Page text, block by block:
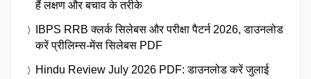
हैं लक्षण और बचाव के तरीके
IBPS RRB क्लर्क सिलेबस और परीक्षा पैटर्न 2026, डाउनलोड
करें प्रीलिम्स-मेंस सिलेबस PDF
Hindu Review July 2026 PDF: डाउनलोड करें जुलाई